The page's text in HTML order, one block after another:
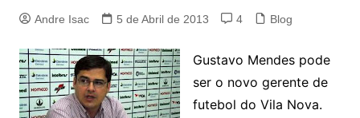
Andre Isac 5 de Abril de 2013 4 Blog
Gustavo Mendes pode
ser o novo gerente de
futebol do Vila Nova.